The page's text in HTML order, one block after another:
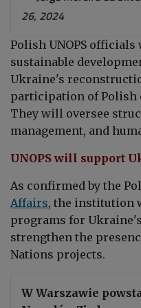
26, 2024
Polish UNOPS
sustainable
Ukraine's
participation of Polish
They will oversee
management, and
UNOPS will support
As confirmed by the
Affairs, the institution
programs for
strengthen the
Nations projects.
W Warszawie